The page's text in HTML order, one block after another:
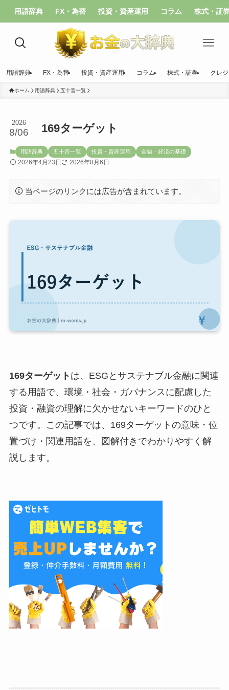
用語辞典 FX・為替 投資・資産運用 コラム 株式・証
用語辞典 FX・為替 投資・資産運用 コラム 株式・証券 クレ
ホーム 用語辞典 五十音一覧
169ターゲット
2026
8/06
用語辞典 五十音一覧 投資・資産運用 金融・経済の基礎
2026年4月23日 2026年8月6日
当ページのリンクには広告が含まれています。
169ターゲット は、ESGとサステナブル金融に関連
する用語で、環境・社会・ガバナンスに配慮した
投資・融資の理解に欠かせないキーワードのひと
つです。この記事では、169ターゲットの意味・位
置づけ・関連用語を、図解付きでわかりやすく解
説します。